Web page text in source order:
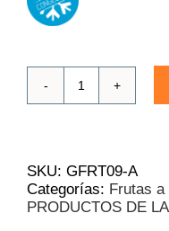
Manzana
Dados
1Kg
❄
SKU: GFRT09-A
Categorías: Frutas a
PRODUCTOS DE